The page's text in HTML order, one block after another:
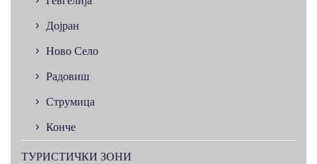
Дојран
Ново Село
Радовиш
Струмица
Конче
ТУРИСТИЧКИ ЗОНИ